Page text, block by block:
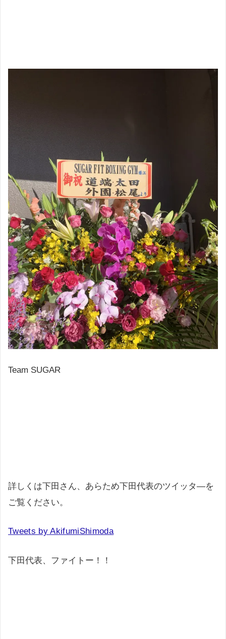
Team SUGAR
詳しくは下田さん、あらため下田代表のツイッタ―を
ご覧ください。
Tweets by AkifumiShimoda
下田代表、ファイトー！！